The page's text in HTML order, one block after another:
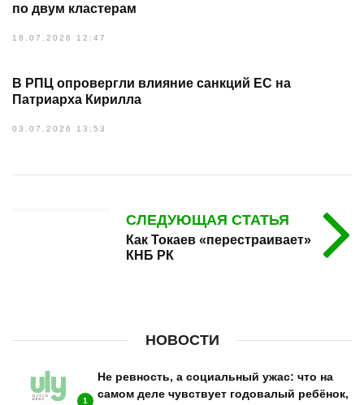
по двум кластерам
18.07.2026 12:47
В РПЦ опровергли влияние санкций ЕС на
Патриарха Кирилла
03.07.2026 13:53
СЛЕДУЮЩАЯ СТАТЬЯ
Как Токаев «перестраивает»
КНБ РК
НОВОСТИ
1
Не ревность, а социальный ужас: что на
самом деле чувствует годовалый ребёнок,